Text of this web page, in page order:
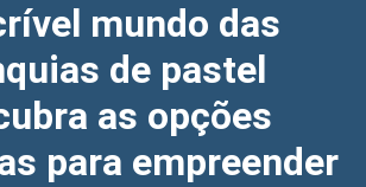
mundo das
de pastel
as opções
para empreender